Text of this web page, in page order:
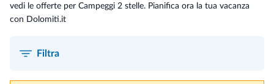
vedi le offerte per Campeggi 2 stelle. Pianifica ora la tua vacanza
con Dolomiti.it
Filtra